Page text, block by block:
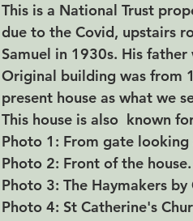
This is a National Trust
due to the Covid, upstairs
Samuel in 1930s. His
Original building was from
present house as what we
This house is also  known
Photo 1: From gate looking
Photo 2: Front of the house.
Photo 3: The Haymakers by
Photo 4: St Catherine's